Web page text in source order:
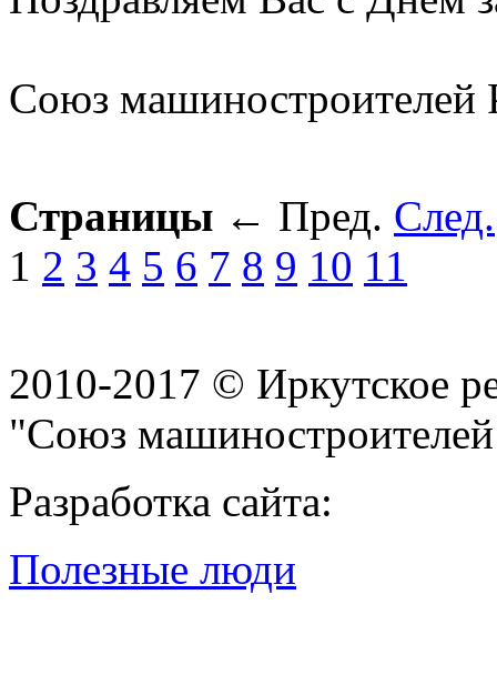
Союз машиностроителей
Страницы ← Пред. След.
1 2 3 4 5 6 7 8 9 10 11
2010-2017 © Иркутское
"Союз
Разработка сайта:
Полезные люди